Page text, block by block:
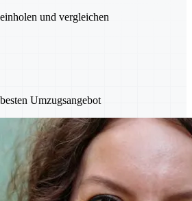
und vergleichen
Umzugsangebot